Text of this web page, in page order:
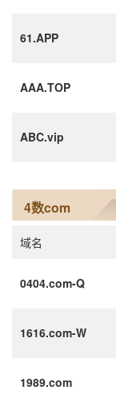
61.APP
AAA.TOP
ABC.vip
4数com
域名
0404.com-Q
1616.com-W
1989.com